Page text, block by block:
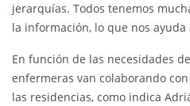
jerarquías. Todos tenemos
la información, lo que nos ayuda
En función de las necesidades
enfermeras van colaborando
las residencias, como indica